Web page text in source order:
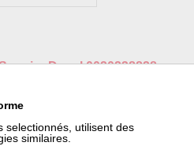
Duval 0020238828
selectionnés, utilisent des
similaires.